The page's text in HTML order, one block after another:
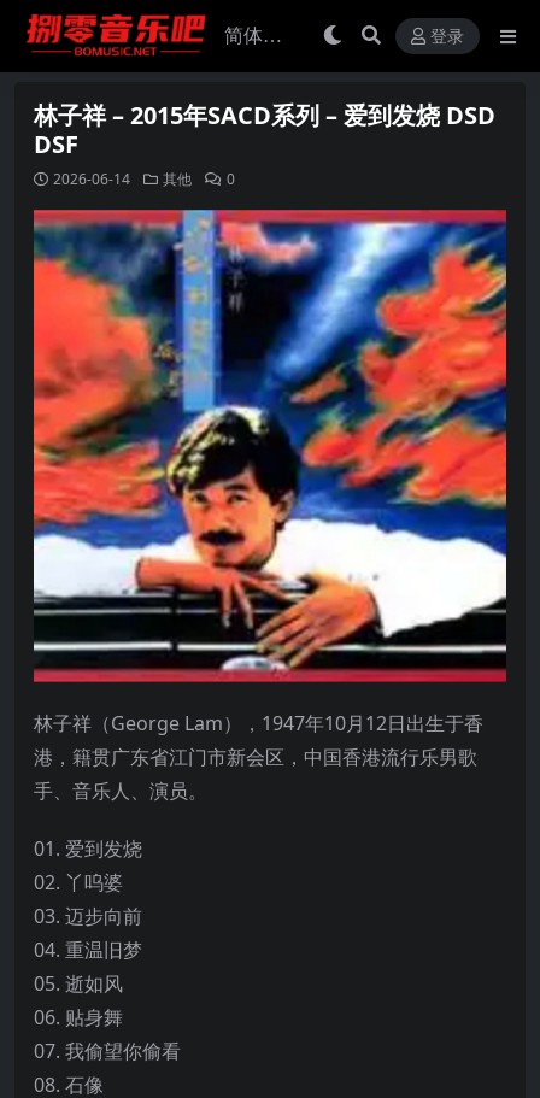
登录
林子祥 – 2015年SACD系列 – 爱到发烧 DSD
DSF
2026-06-14 其他 0
林子祥（George Lam），1947年10月12日出生于香
港，籍贯广东省江门市新会区，中国香港流行乐男歌
手、音乐人、演员。
01. 爱到发烧
02. 丫呜婆
03. 迈步向前
04. 重温旧梦
05. 逝如风
06. 贴身舞
07. 我偷望你偷看
08. 石像